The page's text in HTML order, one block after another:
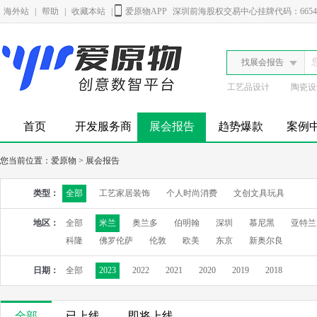
海外站 帮助 收藏本站 爱原物APP 深圳前海股权交易中心挂牌代码：
找展会报告
工艺品设计 陶瓷
首页 开发服务商 展会报告 趋势爆款 案例
您当前位置： 爱原物 > 展会报告
类型： 全部 工艺家居装饰 个人时尚消费 文创文具玩具
地区： 全部 米兰 奥兰多 伯明翰 深圳 慕尼黑
亚特
科隆
佛罗伦萨 伦敦 欧美 东京 新奥尔良
日期： 全部 2023 2022 2021 2020 2019 2018